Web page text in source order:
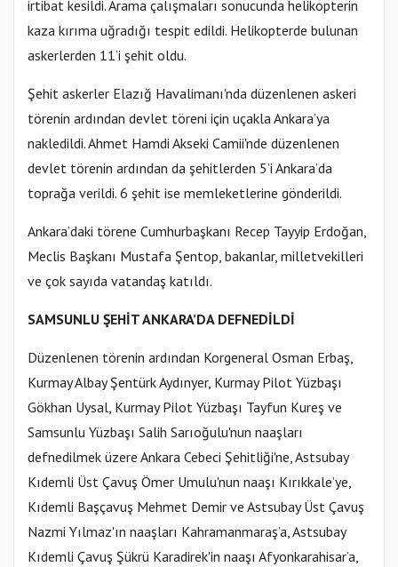
irtibat kesildi. Arama çalışmaları sonucunda helikopterin
kaza kırıma uğradığı tespit edildi. Helikopterde bulunan
askerlerden 11’i şehit oldu.
Şehit askerler Elazığ Havalimanı'nda düzenlenen askeri
törenin ardından devlet töreni için uçakla Ankara’ya
nakledildi. Ahmet Hamdi Akseki Camii'nde düzenlenen
devlet törenin ardından da şehitlerden 5’i Ankara’da
toprağa verildi. 6 şehit ise memleketlerine gönderildi.
Ankara’daki törene Cumhurbaşkanı Recep Tayyip Erdoğan,
Meclis Başkanı Mustafa Şentop, bakanlar, milletvekilleri
ve çok sayıda vatandaş katıldı.
SAMSUNLU ŞEHİT ANKARA’DA DEFNEDİLDİ
Düzenlenen törenin ardından Korgeneral Osman Erbaş,
Kurmay Albay Şentürk Aydınyer, Kurmay Pilot Yüzbaşı
Gökhan Uysal, Kurmay Pilot Yüzbaşı Tayfun Kureş ve
Samsunlu Yüzbaşı Salih Sarıoğulu'nun naaşları
defnedilmek üzere Ankara Cebeci Şehitliği'ne, Astsubay
Kıdemli Üst Çavuş Ömer Umulu'nun naaşı Kırıkkale’ye,
Kıdemli Başçavuş Mehmet Demir ve Astsubay Üst Çavuş
Nazmi Yılmaz'ın naaşları Kahramanmaraş’a, Astsubay
Kıdemli Çavuş Şükrü Karadirek'in naaşı Afyonkarahisar’a,